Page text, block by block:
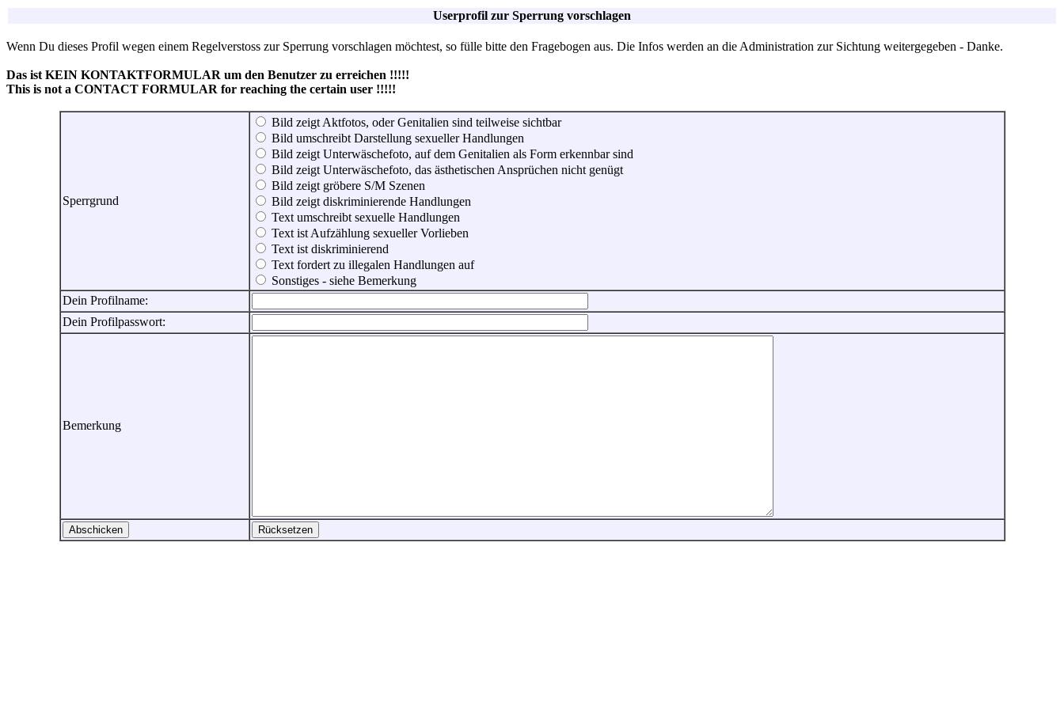
Userprofil zur Sperrung vorschlagen
Wenn Du dieses Profil wegen einem Regelverstoss zur Sperrung vorschlagen möchtest, so fülle bitte den Fragebogen aus. Die Infos werden an die Administration zur Sichtung weitergegeben - Danke.
Das ist KEIN KONTAKTFORMULAR um den Benutzer zu erreichen !!!!!
This is not a CONTACT FORMULAR for reaching the certain user !!!!!
Sperrgrund
Bild zeigt Aktfotos, oder Genitalien sind teilweise sichtbar
Bild umschreibt Darstellung sexueller Handlungen
Bild zeigt Unterwäschefoto, auf dem Genitalien als Form erkennbar sind
Bild zeigt Unterwäschefoto, das ästhetischen Ansprüchen nicht genügt
Bild zeigt gröbere S/M Szenen
Bild zeigt diskriminierende Handlungen
Text umschreibt sexuelle Handlungen
Text ist Aufzählung sexueller Vorlieben
Text ist diskriminierend
Text fordert zu illegalen Handlungen auf
Sonstiges - siehe Bemerkung
Dein Profilname:
Dein Profilpasswort:
Bemerkung